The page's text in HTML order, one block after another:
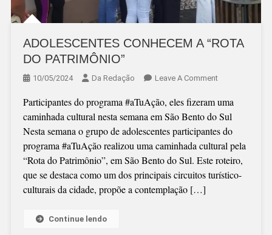
ADOLESCENTES CONHECEM A “ROTA
DO PATRIMÔNIO”
10/05/2024 Da Redação Leave A CommentOn
CONHECEM
A
“ROTA
DO
PATRIMÔNIO”
Participantes do programa #aTuAção, eles fizeram uma
caminhada cultural nesta semana em São Bento do Sul
Nesta semana o grupo de adolescentes participantes do
programa #aTuAção realizou uma caminhada cultural pela
“Rota do Patrimônio”, em São Bento do Sul. Este roteiro,
que se destaca como um dos principais circuitos turístico-
culturais da cidade, propõe a contemplação […]
Continue lendo